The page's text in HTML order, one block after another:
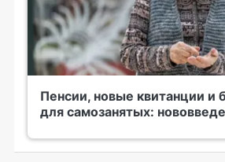
Пенсии, новые квитанции и
для самозанятых: